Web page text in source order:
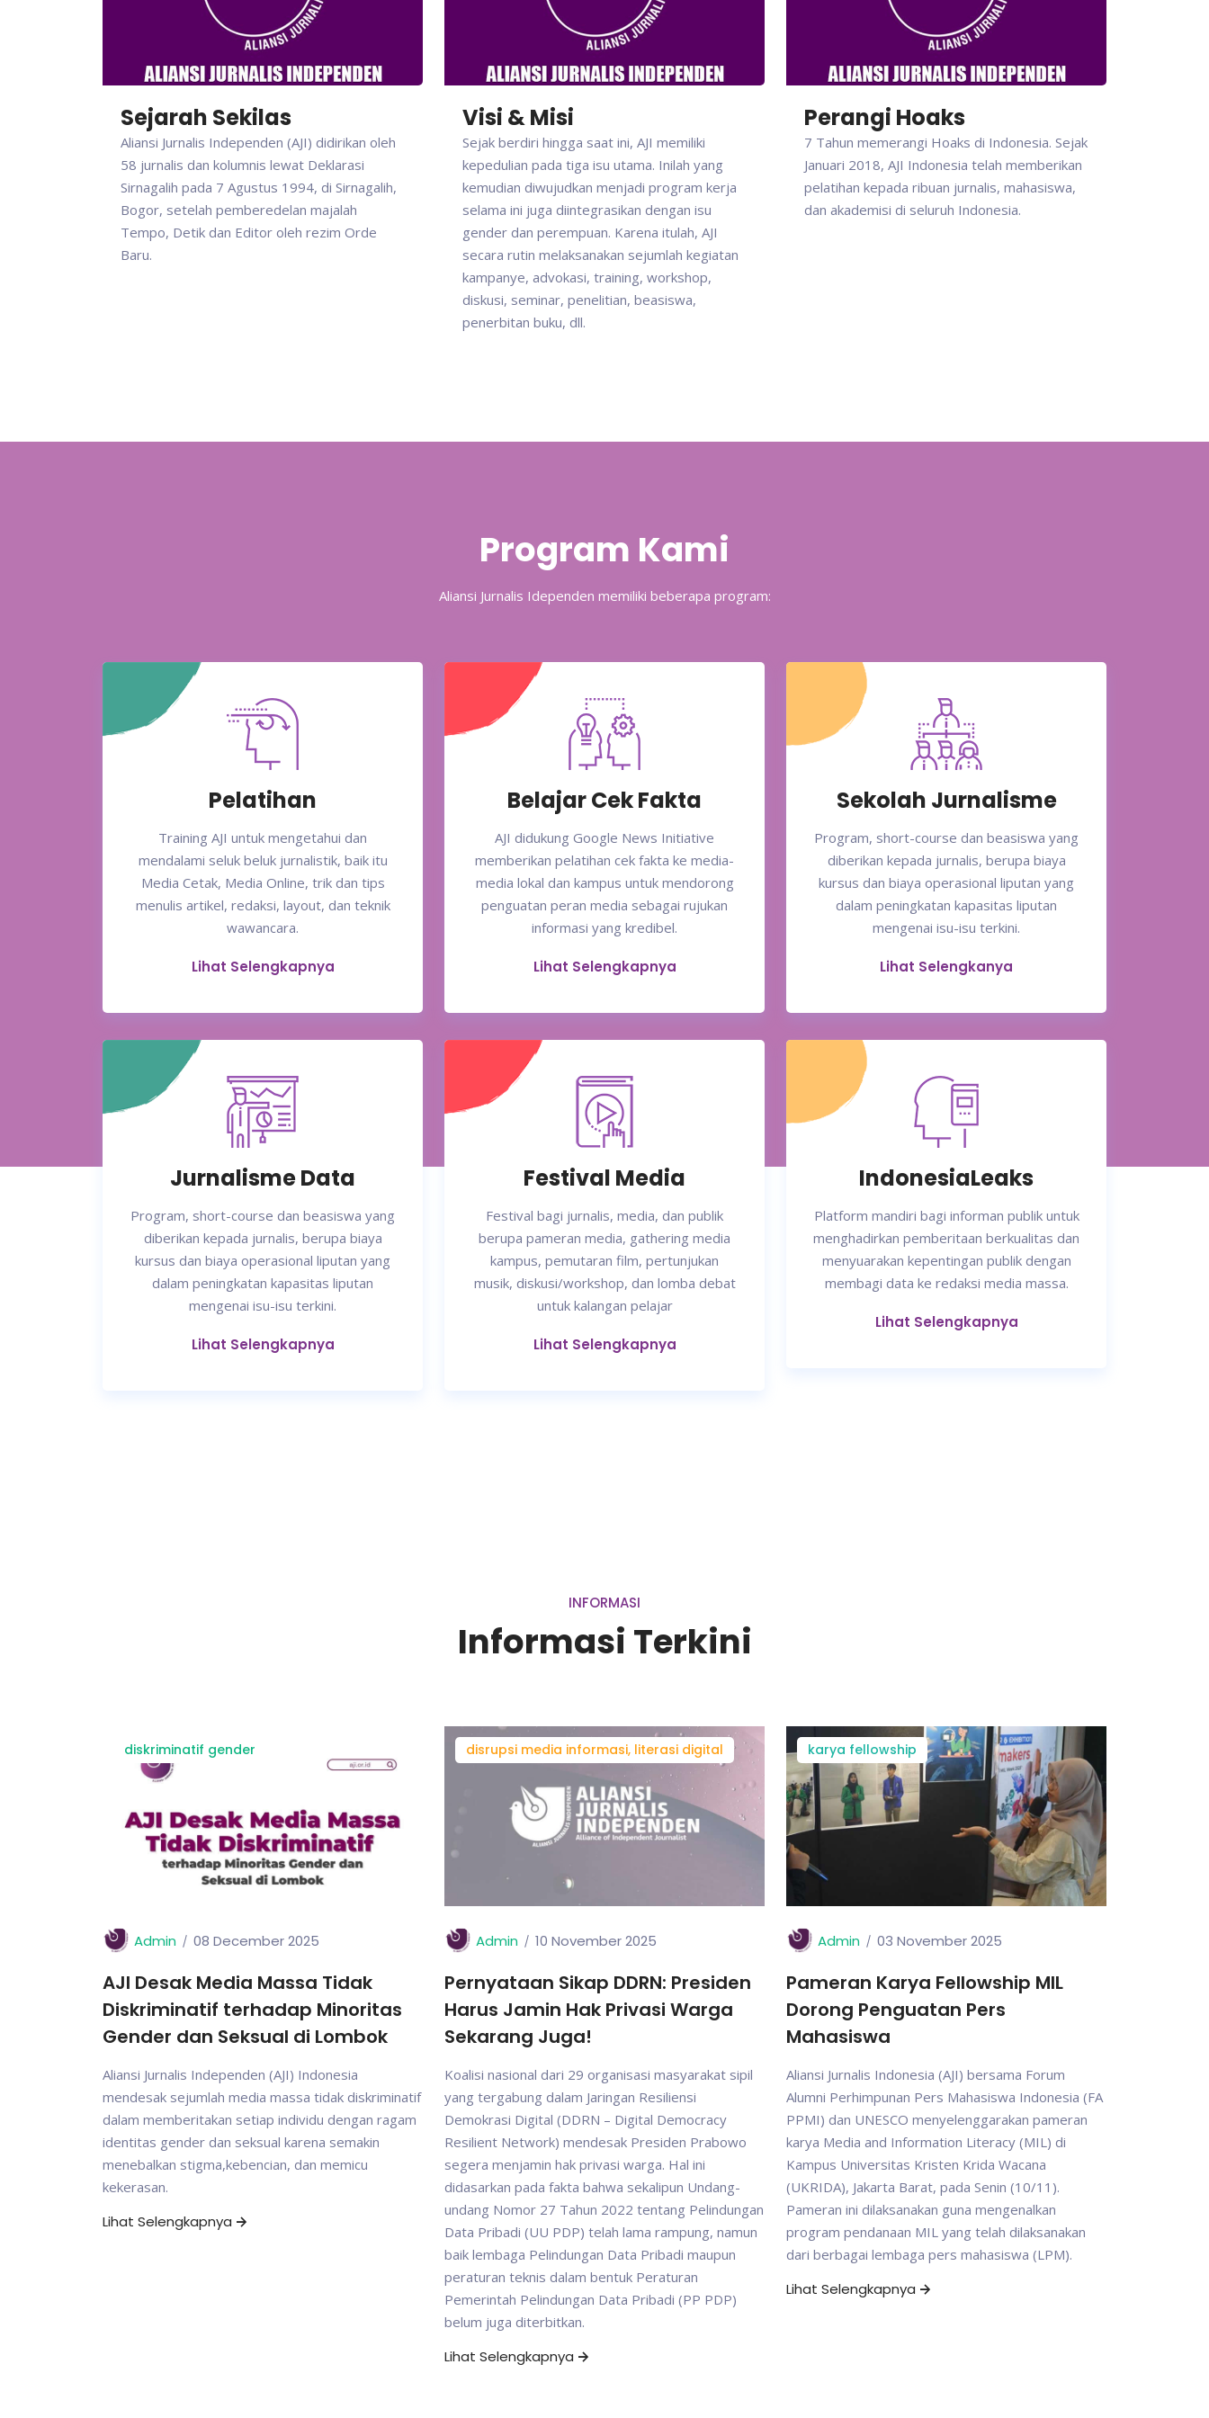
Sejarah Sekilas
Aliansi Jurnalis Independen (AJI) didirikan oleh
58 jurnalis dan kolumnis lewat Deklarasi
Sirnagalih pada 7 Agustus 1994, di Sirnagalih,
Bogor, setelah pemberedelan majalah
Tempo, Detik dan Editor oleh rezim Orde
Baru.
Visi & Misi
Sejak berdiri hingga saat ini, AJI memiliki
kepedulian pada tiga isu utama. Inilah yang
kemudian diwujudkan menjadi program kerja
selama ini juga diintegrasikan dengan isu
gender dan perempuan. Karena itulah, AJI
secara rutin melaksanakan sejumlah kegiatan
kampanye, advokasi, training, workshop,
diskusi, seminar, penelitian, beasiswa,
penerbitan buku, dll.
Perangi Hoaks
7 Tahun memerangi Hoaks di Indonesia. Sejak
Januari 2018, AJI Indonesia telah memberikan
pelatihan kepada ribuan jurnalis, mahasiswa,
dan akademisi di seluruh Indonesia.
Program Kami
Aliansi Jurnalis Idependen memiliki beberapa program:
Pelatihan
Training AJI untuk mengetahui dan
mendalami seluk beluk jurnalistik, baik itu
Media Cetak, Media Online, trik dan tips
menulis artikel, redaksi, layout, dan teknik
wawancara.
Lihat Selengkapnya
Belajar Cek Fakta
AJI didukung Google News Initiative
memberikan pelatihan cek fakta ke media-
media lokal dan kampus untuk mendorong
penguatan peran media sebagai rujukan
informasi yang kredibel.
Lihat Selengkapnya
Sekolah Jurnalisme
Program, short-course dan beasiswa yang
diberikan kepada jurnalis, berupa biaya
kursus dan biaya operasional liputan yang
dalam peningkatan kapasitas liputan
mengenai isu-isu terkini.
Lihat Selengkanya
Jurnalisme Data
Program, short-course dan beasiswa yang
diberikan kepada jurnalis, berupa biaya
kursus dan biaya operasional liputan yang
dalam peningkatan kapasitas liputan
mengenai isu-isu terkini.
Lihat Selengkapnya
Festival Media
Festival bagi jurnalis, media, dan publik
berupa pameran media, gathering media
kampus, pemutaran film, pertunjukan
musik, diskusi/workshop, dan lomba debat
untuk kalangan pelajar
Lihat Selengkapnya
IndonesiaLeaks
Platform mandiri bagi informan publik untuk
menghadirkan pemberitaan berkualitas dan
menyuarakan kepentingan publik dengan
membagi data ke redaksi media massa.
Lihat Selengkapnya
INFORMASI
Informasi Terkini
diskriminatif gender
Admin 08 December 2025
AJI Desak Media Massa Tidak
Diskriminatif terhadap Minoritas
Gender dan Seksual di Lombok
Aliansi Jurnalis Independen (AJI) Indonesia
mendesak sejumlah media massa tidak diskriminatif
dalam memberitakan setiap individu dengan ragam
identitas gender dan seksual karena semakin
menebalkan stigma,kebencian, dan memicu
kekerasan.
Lihat Selengkapnya
disrupsi media informasi, literasi digital
Admin 10 November 2025
Pernyataan Sikap DDRN: Presiden
Harus Jamin Hak Privasi Warga
Sekarang Juga!
Koalisi nasional dari 29 organisasi masyarakat sipil
yang tergabung dalam Jaringan Resiliensi
Demokrasi Digital (DDRN – Digital Democracy
Resilient Network) mendesak Presiden Prabowo
segera menjamin hak privasi warga. Hal ini
didasarkan pada fakta bahwa sekalipun Undang-
undang Nomor 27 Tahun 2022 tentang Pelindungan
Data Pribadi (UU PDP) telah lama rampung, namun
baik lembaga Pelindungan Data Pribadi maupun
peraturan teknis dalam bentuk Peraturan
Pemerintah Pelindungan Data Pribadi (PP PDP)
belum juga diterbitkan.
Lihat Selengkapnya
karya fellowship
Admin 03 November 2025
Pameran Karya Fellowship MIL
Dorong Penguatan Pers
Mahasiswa
Aliansi Jurnalis Indonesia (AJI) bersama Forum
Alumni Perhimpunan Pers Mahasiswa Indonesia (FA
PPMI) dan UNESCO menyelenggarakan pameran
karya Media and Information Literacy (MIL) di
Kampus Universitas Kristen Krida Wacana
(UKRIDA), Jakarta Barat, pada Senin (10/11).
Pameran ini dilaksanakan guna mengenalkan
program pendanaan MIL yang telah dilaksanakan
dari berbagai lembaga pers mahasiswa (LPM).
Lihat Selengkapnya